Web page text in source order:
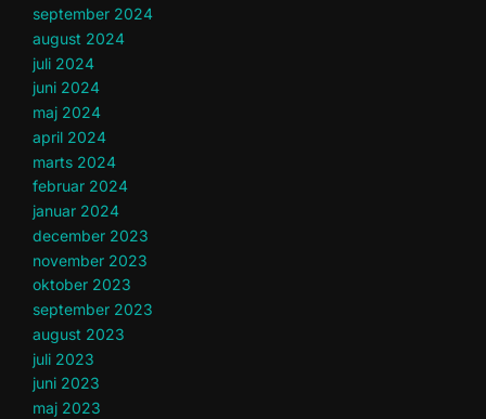
september 2024
august 2024
juli 2024
juni 2024
maj 2024
april 2024
marts 2024
februar 2024
januar 2024
december 2023
november 2023
oktober 2023
september 2023
august 2023
juli 2023
juni 2023
maj 2023